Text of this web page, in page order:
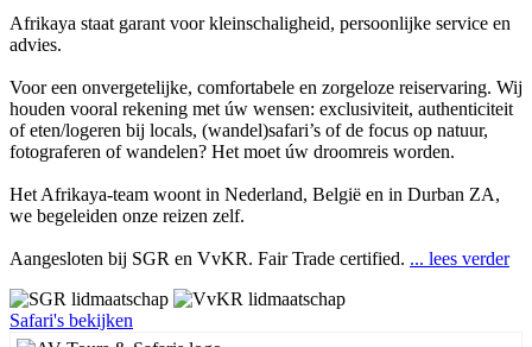
Afrikaya staat garant voor kleinschaligheid, persoonlijke service en
advies.
Voor een onvergetelijke, comfortabele en zorgeloze reiservaring. Wij
houden vooral rekening met úw wensen: exclusiviteit, authenticiteit
of eten/logeren bij locals, (wandel)safari’s of de focus op natuur,
fotograferen of wandelen? Het moet úw droomreis worden.
Het Afrikaya-team woont in Nederland, België en in Durban ZA,
we begeleiden onze reizen zelf.
Aangesloten bij SGR en VvKR. Fair Trade certified. ... lees verder
Safari's bekijken